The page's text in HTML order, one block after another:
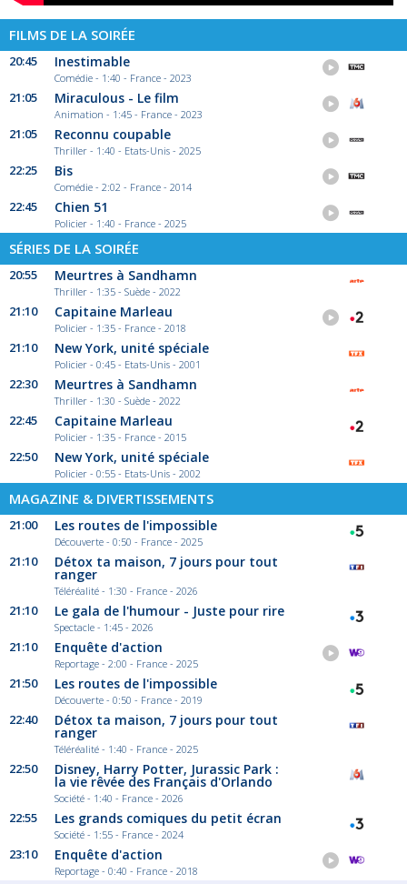
FILMS DE LA SOIRÉE
20:45 Inestimable
Comédie - 1:40 - France - 2023
21:05 Miraculous - Le film
Animation - 1:45 - France - 2023
21:05 Reconnu coupable
Thriller - 1:40 - Etats-Unis - 2025
22:25 Bis
Comédie - 2:02 - France - 2014
22:45 Chien 51
Policier - 1:40 - France - 2025
SÉRIES DE LA SOIRÉE
20:55 Meurtres à Sandhamn
Thriller - 1:35 - Suède - 2022
21:10 Capitaine Marleau
Policier - 1:35 - France - 2018
21:10 New York, unité spéciale
Policier - 0:45 - Etats-Unis - 2001
22:30 Meurtres à Sandhamn
Thriller - 1:30 - Suède - 2022
22:45 Capitaine Marleau
Policier - 1:35 - France - 2015
22:50 New York, unité spéciale
Policier - 0:55 - Etats-Unis - 2002
MAGAZINE & DIVERTISSEMENTS
21:00 Les routes de l'impossible
Découverte - 0:50 - France - 2025
21:10 Détox ta maison, 7 jours pour tout
ranger
Téléréalité - 1:30 - France - 2026
21:10 Le gala de l'humour - Juste pour rire
Spectacle - 1:45 - 2026
21:10 Enquête d'action
Reportage - 2:00 - France - 2025
21:50 Les routes de l'impossible
Découverte - 0:50 - France - 2019
22:40 Détox ta maison, 7 jours pour tout
ranger
Téléréalité - 1:40 - France - 2025
22:50 Disney, Harry Potter, Jurassic Park :
la vie rêvée des Français d'Orlando
Société - 1:40 - France - 2026
22:55 Les grands comiques du petit écran
Société - 1:55 - France - 2024
23:10 Enquête d'action
Reportage - 0:40 - France - 2018